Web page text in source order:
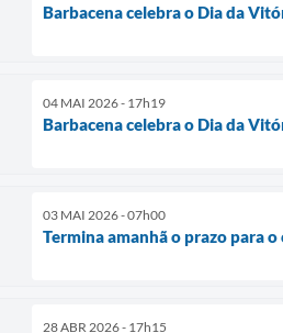
Barbacena celebra o Dia da
04 MAI 2026 - 17h19
Barbacena celebra o Dia da
03 MAI 2026 - 07h00
Termina amanhã o prazo para
28 ABR 2026 - 17h15